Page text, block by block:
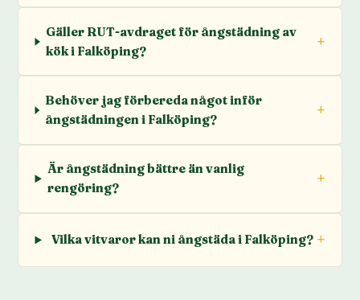
Gäller RUT-avdraget för ångstädning av
kök i Falköping?
Behöver jag förbereda något inför
ångstädningen i Falköping?
Är ångstädning bättre än vanlig
rengöring?
Vilka vitvaror kan ni ångstäda i Falköping?